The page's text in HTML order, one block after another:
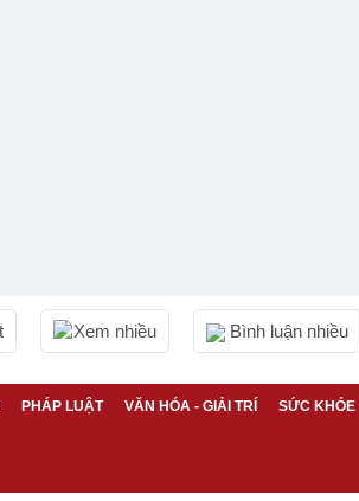
Xem nhiều Bình luận nhiều
PHÁP LUẬT VĂN HÓA - GIẢI TRÍ SỨC KHỎE